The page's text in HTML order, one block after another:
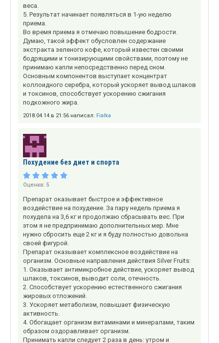
веса.
5. Результат начинает появляться в 1-ую неделю
приема.
Во время приема я отмечаю повышение бодрости.
Думаю, такой эффект обусловлен содержание
экстракта зеленого кофе, который известен своими
бодрящими и тонизирующими свойствами, поэтому не
принимаю капли непосредственно перед сном.
Основным компонентов выступает концентрат
коллоидного серебра, который ускоряет вывод шлаков
и токсинов, способствует ускорению сжигания
подкожного жира.
2018.04.14 в 21:56 написал: Fialka
Похудение без диет и спорта
Оценка: 5
Препарат оказывает быстрое и эффективное
воздействие на похудение. За пару недель приема я
похудела на 3,6 кг и продолжаю сбрасывать вес. При
этом я не предпринимаю дополнительных мер. Мне
нужно сбросить еще 2 кг и я буду полностью довольна
своей фигурой.
Препарат оказывает комплексное воздействие на
организм. Основные направления действия Silver Fruits:
1. Оказывает антимикробное действие, ускоряет вывод
шлаков, токсинов, выводит соли, отечность.
2. Способствует ускорению естественного сжигания
жировых отложений.
3. Ускоряет метаболизм, повышает физическую
активность.
4. Обогащает организм витаминами и минералами, таким
образом оздоравливает организм.
Принимать капли следует 2 раза в день: утром и